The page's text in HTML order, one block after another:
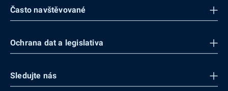
Často navštěvované
Ochrana dat a legislativa
Sledujte nás